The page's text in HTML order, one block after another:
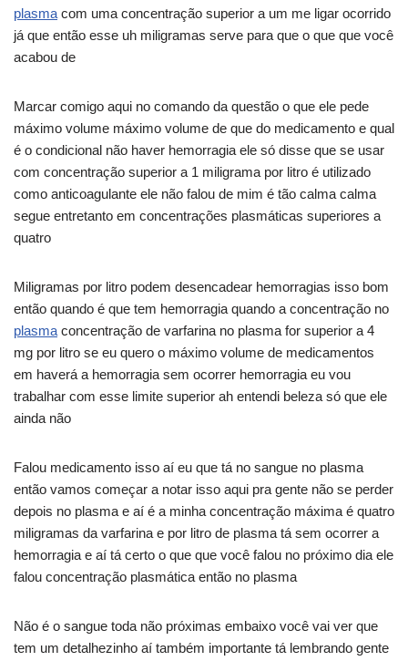
plasma com uma concentração superior a um me ligar ocorrido
já que então esse uh miligramas serve para que o que que você
acabou de
Marcar comigo aqui no comando da questão o que ele pede
máximo volume máximo volume de que do medicamento e qual
é o condicional não haver hemorragia ele só disse que se usar
com concentração superior a 1 miligrama por litro é utilizado
como anticoagulante ele não falou de mim é tão calma calma
segue entretanto em concentrações plasmáticas superiores a
quatro
Miligramas por litro podem desencadear hemorragias isso bom
então quando é que tem hemorragia quando a concentração no
plasma concentração de varfarina no plasma for superior a 4
mg por litro se eu quero o máximo volume de medicamentos
em haverá a hemorragia sem ocorrer hemorragia eu vou
trabalhar com esse limite superior ah entendi beleza só que ele
ainda não
Falou medicamento isso aí eu que tá no sangue no plasma
então vamos começar a notar isso aqui pra gente não se perder
depois no plasma e aí é a minha concentração máxima é quatro
miligramas da varfarina e por litro de plasma tá sem ocorrer a
hemorragia e aí tá certo o que que você falou no próximo dia ele
falou concentração plasmática então no plasma
Não é o sangue toda não próximas embaixo você vai ver que
tem um detalhezinho aí também importante tá lembrando gente